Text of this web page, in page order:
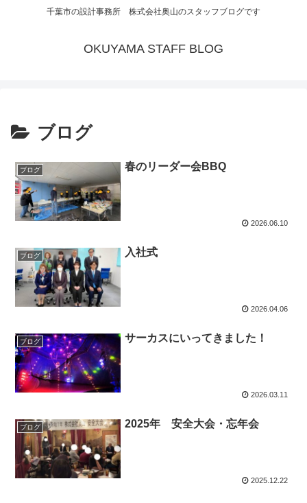
千葉市の設計事務所 株式会社奥山のスタッフブログです
OKUYAMA STAFF BLOG
ブログ
ブログ 春のリーダー会BBQ
2026.06.10
ブログ 入社式
2026.04.06
ブログ サーカスにいってきました！
2026.03.11
ブログ 2025年 安全大会・忘年会
2025.12.22